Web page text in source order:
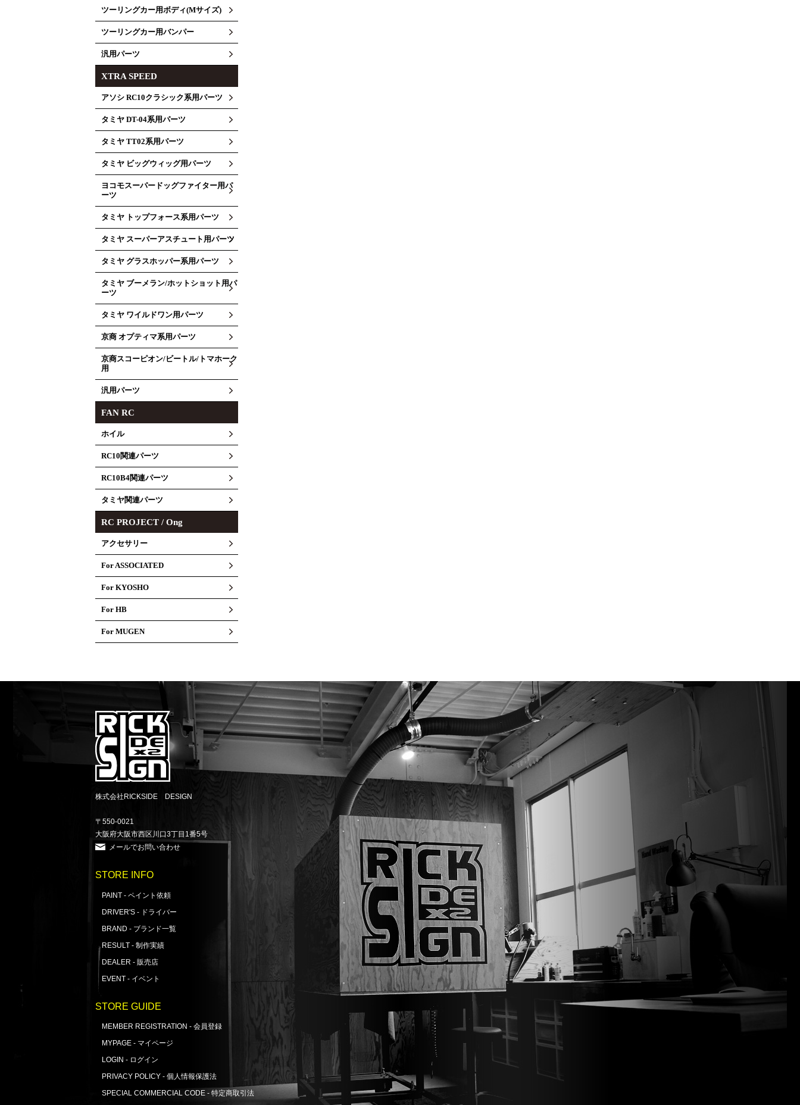
ツーリングカー用ボディ(Mサイズ)
ツーリングカー用バンパー
汎用パーツ
XTRA SPEED
アソシ RC10クラシック系用パーツ
タミヤ DT-04系用パーツ
タミヤ TT02系用パーツ
タミヤ ビッグウィッグ用パーツ
ヨコモスーパードッグファイター用パ
ーツ
タミヤ トップフォース系用パーツ
タミヤ スーパーアスチュート用パーツ
タミヤ グラスホッパー系用パーツ
タミヤ ブーメラン/ホットショット用パ
ーツ
タミヤ ワイルドワン用パーツ
京商 オプティマ系用パーツ
京商スコーピオン/ビートル/トマホーク
用
汎用パーツ
FAN RC
ホイル
RC10関連パーツ
RC10B4関連パーツ
タミヤ関連パーツ
RC PROJECT / Ong
アクセサリー
For ASSOCIATED
For KYOSHO
For HB
For MUGEN
株式会社RICKSIDE DESIGN
〒550-0021
大阪府大阪市西区川口3丁目1番5号
メールでお問い合わせ
STORE INFO
PAINT - ペイント依頼
DRIVER'S - ドライバー
BRAND - ブランド一覧
RESULT - 制作実績
DEALER - 販売店
EVENT - イベント
STORE GUIDE
MEMBER REGISTRATION - 会員登録
MYPAGE - マイページ
LOGIN - ログイン
PRIVACY POLICY - 個人情報保護法
SPECIAL COMMERCIAL CODE - 特定商取引法